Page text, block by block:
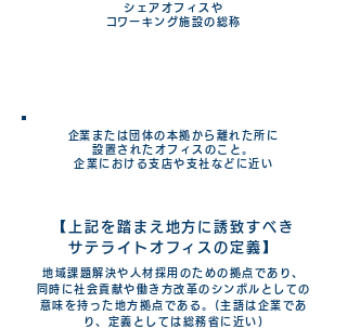
シェアオフィスや
​コワーキング施設の総称
​企業または団体の本拠から離れた所に
設置されたオフィスのこと。
企業における支店や支社などに​近い
【上記を踏まえ地方に誘致すべき
サテライトオフィスの定義】
地域課題解決や人材採用のための拠点であり、
同時に社会貢献や働き方改革のシンボルとしての
意味を持った地方拠点である。(主語は企業であ
り、定義としては総務省に近い)